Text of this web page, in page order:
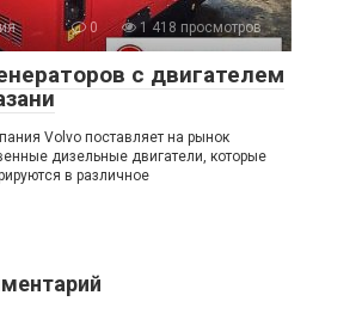
0 1 418 просмотров
с двигателем
Volvo поставляет на рынок
дизельные двигатели, которые
в различное